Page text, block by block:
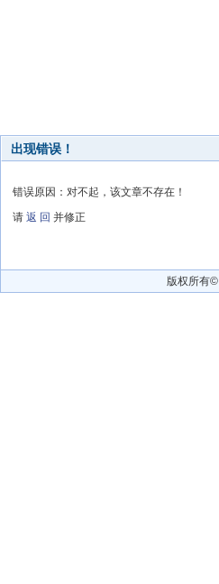
出现错误！
错误原因：对不起，该文章不存在！
请 返 回 并修正
版权所有©